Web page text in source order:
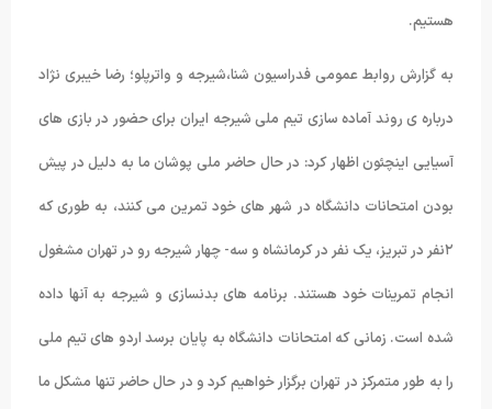
هستیم.
به گزارش روابط عمومی فدراسیون شنا،شیرجه و واترپلو؛ رضا خیبری نژاد
درباره ی روند آماده سازی تیم ملی شیرجه ایران برای حضور در بازی های
آسیایی اینچئون اظهار کرد: در حال حاضر ملی پوشان ما به دلیل در پیش
بودن امتحانات دانشگاه در شهر های خود تمرین می کنند، به طوری که
۲نفر در تبریز، یک نفر در کرمانشاه و سه- چهار شیرجه رو در تهران مشغول
انجام تمرینات خود هستند. برنامه های بدنسازی و شیرجه به آنها داده
شده است. زمانی که امتحانات دانشگاه به پایان برسد اردو های تیم ملی
را به طور متمرکز در تهران برگزار خواهیم کرد و در حال حاضر تنها مشکل ما